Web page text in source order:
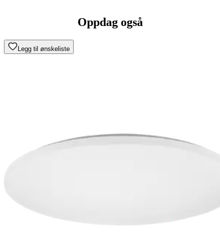
Oppdag også
Legg til ønskeliste